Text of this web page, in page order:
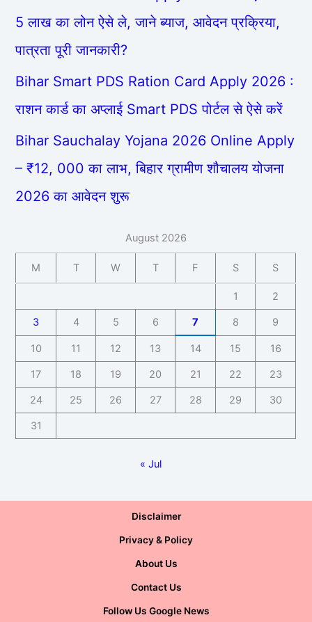
5 लाख का लोन ऐसे ले, जाने ब्याज, आवेदन प्रक्रिया,
पात्रता पूरी जानकारी?
Bihar Smart PDS Ration Card Apply 2026 :
राशन कार्ड का अप्लाई Smart PDS पोर्टल से ऐसे करें
Bihar Sauchalay Yojana 2026 Online Apply
– ₹12, 000 का लाभ, बिहार ग्रामीण शौचालय योजना
2026 का आवेदन शुरू
August 2026
M T W T F S S
1 2
3 4 5 6 7 8 9
10 11 12 13 14 15 16
17 18 19 20 21 22 23
24 25 26 27 28 29 30
31
« Jul
Disclaimer
Privacy & Policy
About Us
Contact Us
Follow Us Google News